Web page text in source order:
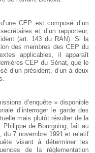
CEP est composé d’un
et d’un rapporteur,
(art. 143 du RAN). Si la
des membres des CEP du
applicables, il apparaît
CEP du Sénat, que le
d’un président, d’un à deux
d’enquête » disponible
d’interroger le garde des
mais plutôt résulter de la
Philippe de Bourgoing, fait au
7 novembre 1991 et relatif
visant à déterminer les
de la réglementation